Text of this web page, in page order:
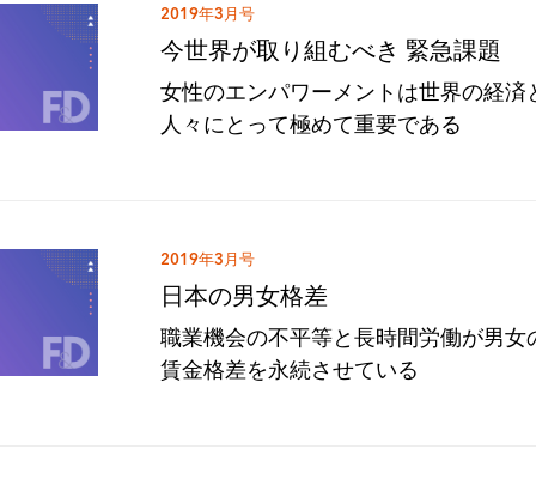
2019年3月号
今世界が取り組むべき 緊急課題
女性のエンパワーメントは世界の経済
人々にとって極めて重要である
2019年3月号
日本の男女格差
職業機会の不平等と長時間労働が男女
賃金格差を永続させている